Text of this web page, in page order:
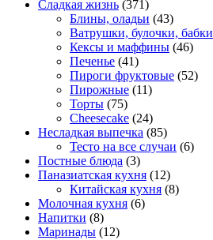
Сладкая жизнь (371)
Блины, оладьи (43)
Ватрушки, булочки, бабки
Кексы и маффины (46)
Печенье (41)
Пироги фруктовые (52)
Пирожные (11)
Торты (75)
Cheesecake (24)
Несладкая выпечка (85)
Тесто на все случаи (6)
Постные блюда (3)
Паназиатская кухня (12)
Китайская кухня (8)
Молочная кухня (6)
Напитки (8)
Маринады (12)